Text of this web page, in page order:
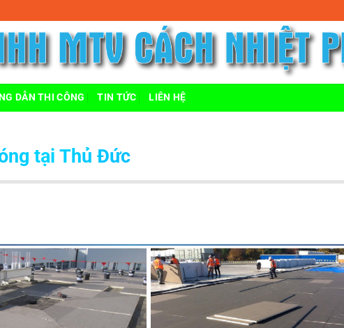
DẪN THI CÔNG TIN TỨC LIÊN HỆ
tại Thủ Đức